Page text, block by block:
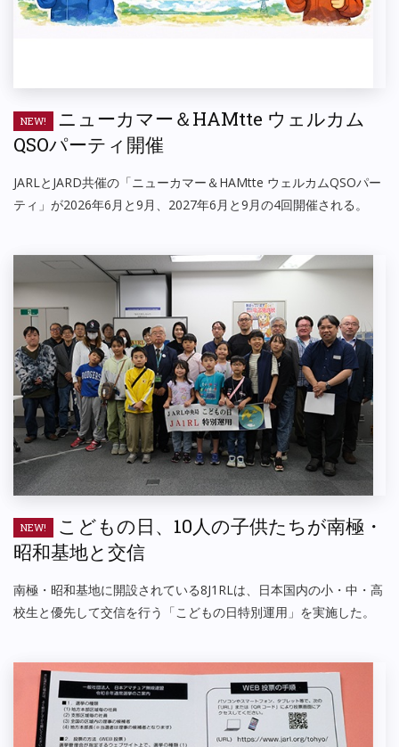
NEW!
ニューカマー＆HAMtte ウェルカム
QSOパーティ開催
JARLとJARD共催の「ニューカマー＆HAMtte ウェルカムQSOパー
ティ」が2026年6月と9月、2027年6月と9月の4回開催される。
NEW!
こどもの日、10人の子供たちが南極・
昭和基地と交信
南極・昭和基地に開設されている8J1RLは、日本国内の小・中・高
校生と優先して交信を行う「こどもの日特別運用」を実施した。